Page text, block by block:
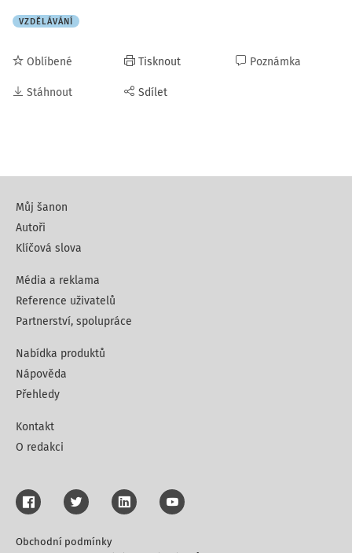
VZDĚLÁVÁNÍ
Oblíbené
Stáhnout
Tisknout
Sdílet
Poznámka
Můj šanon
Autoři
Klíčová slova
Média a reklama
Reference uživatelů
Partnerství, spolupráce
Nabídka produktů
Nápověda
Přehledy
Kontakt
O redakci
Obchodní podmínky